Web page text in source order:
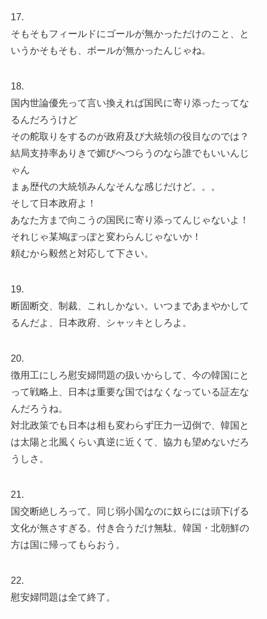
17.
そもそもフィールドにゴールが無かっただけのこと、と
いうかそもそも、ボールが無かったんじゃね。
18.
国内世論優先って言い換えれば国民に寄り添ったってな
るんだろうけど
その舵取りをするのが政府及び大統領の役目なのでは？
結局支持率ありきで媚びへつらうのなら誰でもいいんじ
ゃん
まぁ歴代の大統領みんなそんな感じだけど。。。
そして日本政府よ！
あなた方まで向こうの国民に寄り添ってんじゃないよ！
それじゃ某鳩ぽっぽと変わらんじゃないか！
頼むから毅然と対応して下さい。
19.
断固断交、制裁、これしかない。いつまであまやかして
るんだよ、日本政府、シャッキとしろよ。
20.
徴用工にしろ慰安婦問題の扱いからして、今の韓国にと
って戦略上、日本は重要な国ではなくなっている証左な
んだろうね。
対北政策でも日本は相も変わらず圧力一辺倒で、韓国と
は太陽と北風くらい真逆に近くて、協力も望めないだろ
うしさ。
21.
国交断絶しろって。同じ弱小国なのに奴らには頭下げる
文化が無さすぎる。付き合うだけ無駄。韓国・北朝鮮の
方は国に帰ってもらおう。
22.
慰安婦問題は全て終了。